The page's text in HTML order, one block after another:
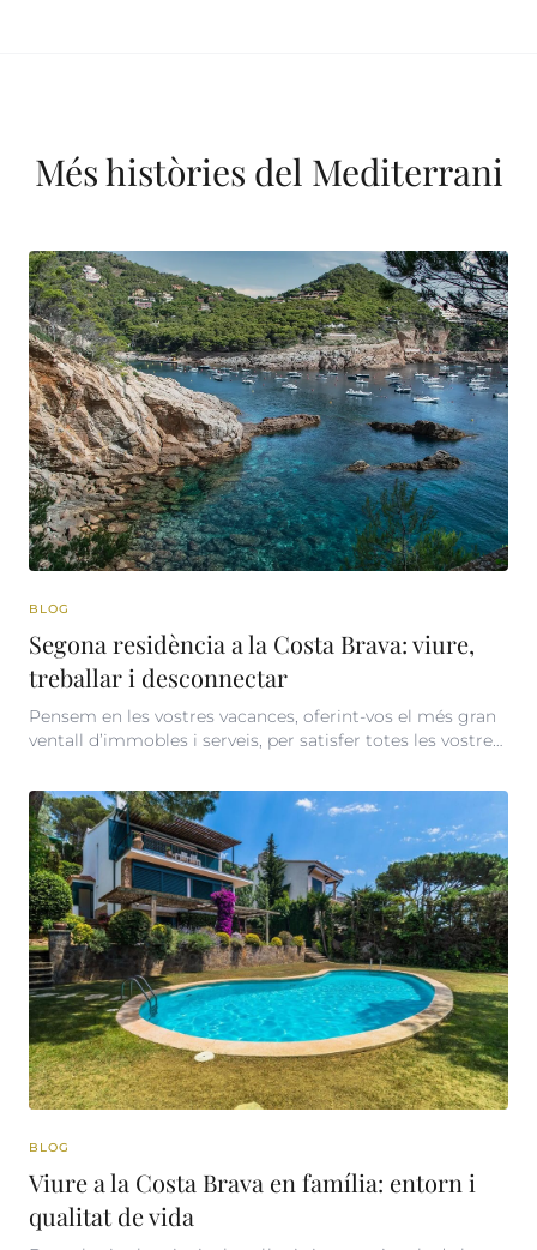
Més històries del Mediterrani
BLOG
Segona residència a la Costa Brava: viure,
treballar i desconnectar
Pensem en les vostres vacances, oferint-vos el més gran
ventall d’immobles i serveis, per satisfer totes les vostres
és la vostra agència.
BLOG
Viure a la Costa Brava en família: entorn i
qualitat de vida